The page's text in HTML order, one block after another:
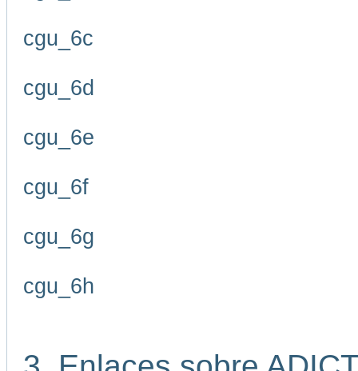
cgu_6c
cgu_6d
cgu_6e
cgu_6f
cgu_6g
cgu_6h